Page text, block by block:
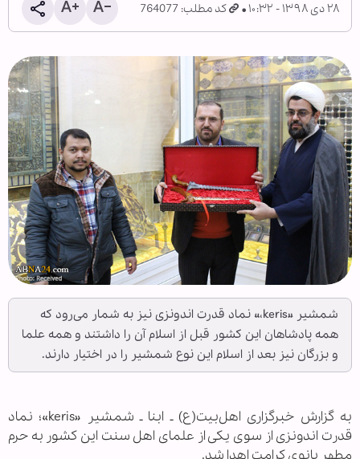
۲۸ دی ۱۳۹۸ - ۱۰:۳۲ کد مطلب: 764077
شمشیر «keris،» نماد قدرت اندونزی نیز به شمار می‌رود که
همه پادشاهان این کشور قبل از اسلام آن را داشتند و همه علما
و بزرگان نیز بعد از اسلام این نوع شمشیر را در اختیار دارند.
به گزارش خبرگزاری اهل‌بیت(ع) ـ ابنا ـ شمشیر «keris»؛ نماد
قدرت اندونزی از سوی یکی از علمای اهل سنت این کشور به حرم